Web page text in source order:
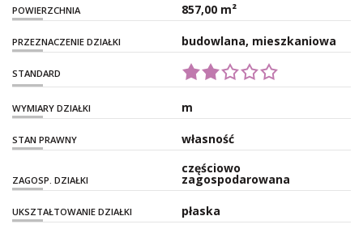
POWIERZCHNIA 857,00 m²
PRZEZNACZENIE DZIAŁKI budowlana, mieszkaniowa
STANDARD
WYMIARY DZIAŁKI m
STAN PRAWNY własność
ZAGOSP. DZIAŁKI
częściowo
zagospodarowana
UKSZTAŁTOWANIE DZIAŁKI płaska